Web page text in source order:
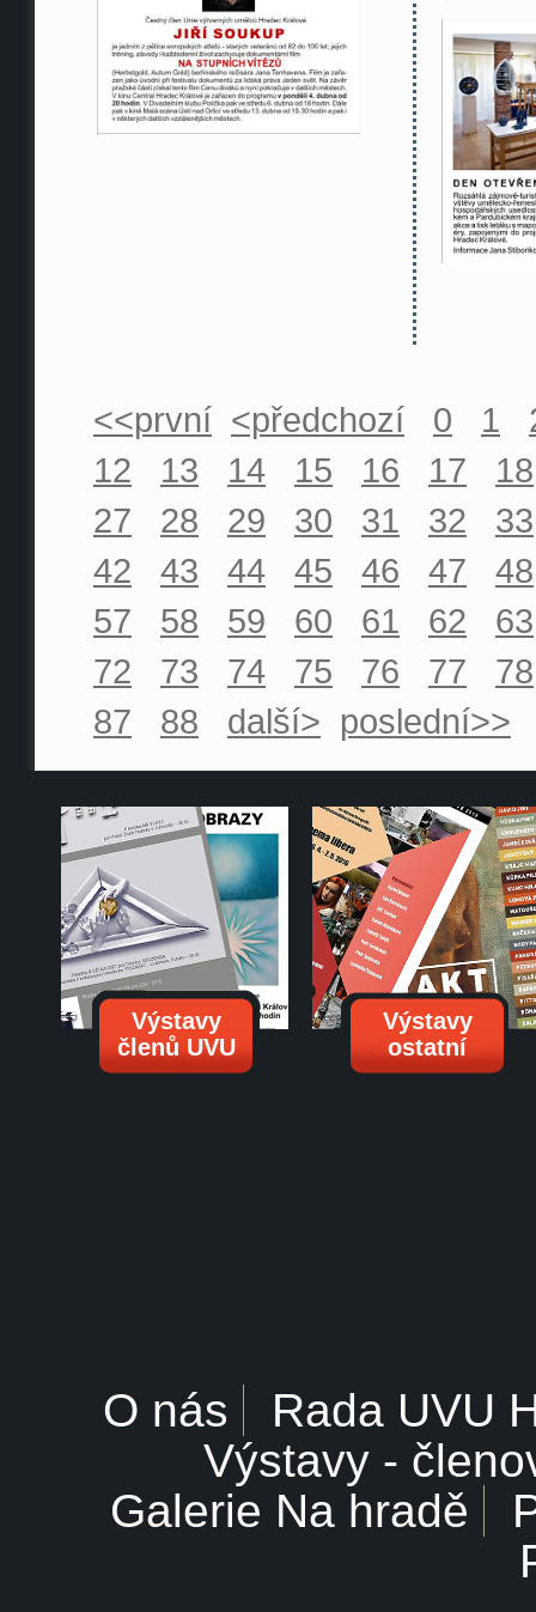
<<první <předchozí 0 1
12
13 14 15 16 17
18
27
28 29 30 31 32
33
42
43 44 45 46 47
48
57
58 59 60 61 62
63
72
73 74 75 76 77
78
87
88 další> poslední>>
Výstavy
členů UVU
Výstavy
ostatní
O nás
Rada UVU
Výstavy -
Galerie Na hradě